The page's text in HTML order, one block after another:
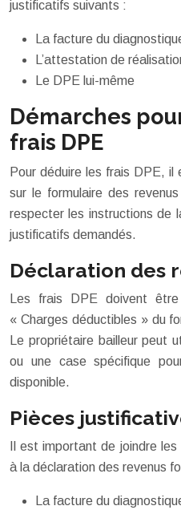
justificatifs suivants :
La facture du
L’attestation de
Le DPE lui-même
Démarches
frais DPE
Pour déduire les frais DPE,
sur le formulaire des
respecter les instructions de
justificatifs demandés.
Déclaration des
Les frais DPE doivent
« Charges déductibles » du
Le propriétaire bailleur peut
ou une case spécifique
disponible.
Pièces
Il est important de joindre
à la déclaration des revenus
La facture du